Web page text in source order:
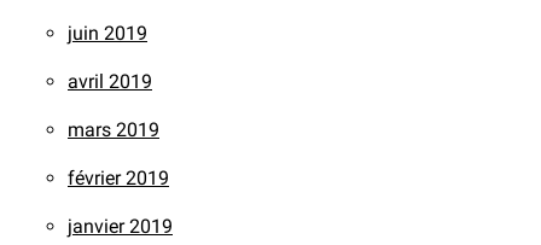
juin 2019
avril 2019
mars 2019
février 2019
janvier 2019